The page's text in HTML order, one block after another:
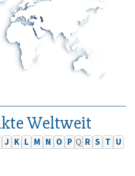
Weltweit
J K L M N O P Q R S T U